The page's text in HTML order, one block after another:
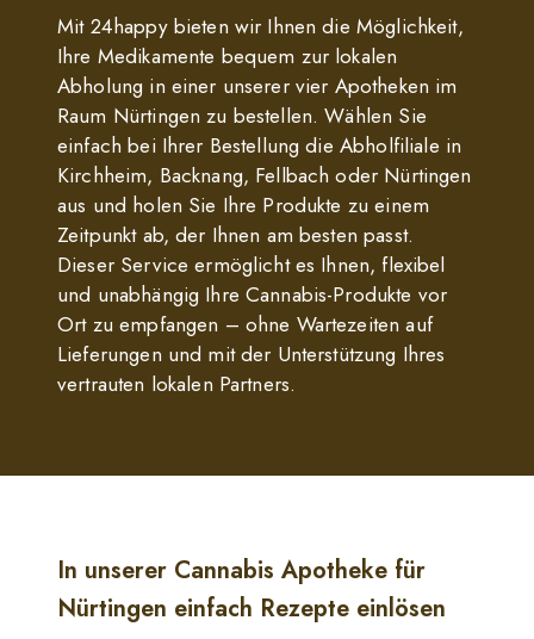
Mit 24happy bieten wir Ihnen die Möglichkeit,
Ihre Medikamente bequem zur lokalen
Abholung in einer unserer vier Apotheken im
Raum Nürtingen zu bestellen. Wählen Sie
einfach bei Ihrer Bestellung die Abholfiliale in
Kirchheim, Backnang, Fellbach oder Nürtingen
aus und holen Sie Ihre Produkte zu einem
Zeitpunkt ab, der Ihnen am besten passt.
Dieser Service ermöglicht es Ihnen, flexibel
und unabhängig Ihre Cannabis-Produkte vor
Ort zu empfangen – ohne Wartezeiten auf
Lieferungen und mit der Unterstützung Ihres
vertrauten lokalen Partners.
In unserer Cannabis Apotheke für
Nürtingen einfach Rezepte einlösen